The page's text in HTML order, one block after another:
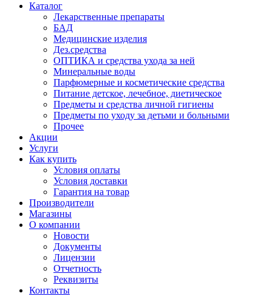
Каталог
Лекарственные препараты
БАД
Медицинские изделия
Дез.средства
ОПТИКА и средства ухода за ней
Минеральные воды
Парфюмерные и косметические средства
Питание детское, лечебное, диетическое
Предметы и средства личной гигиены
Предметы по уходу за детьми и больными
Прочее
Акции
Услуги
Как купить
Условия оплаты
Условия доставки
Гарантия на товар
Производители
Магазины
О компании
Новости
Документы
Лицензии
Отчетность
Реквизиты
Контакты